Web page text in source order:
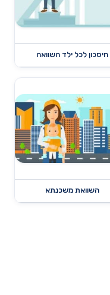
חיסכון לכל ילד השוואה
השוואת משכנתא